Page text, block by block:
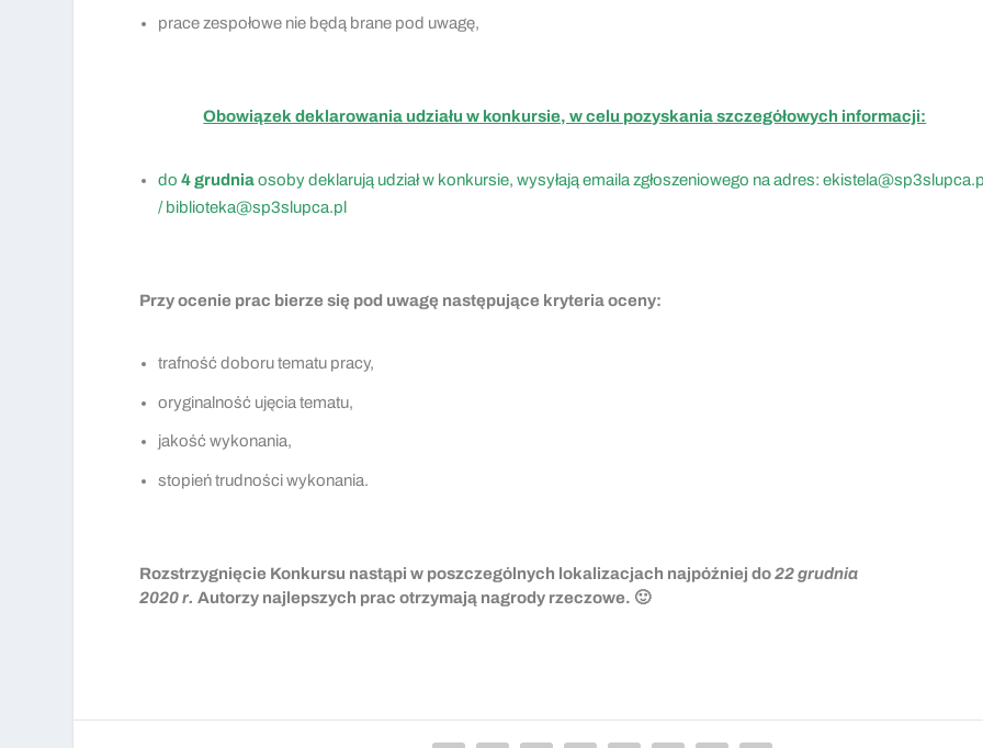
prace zespołowe nie będą brane pod uwagę,
Obowiązek deklarowania udziału w konkursie, w celu pozyskania szczegółowych informacji:
do4 grudniaosoby deklarują udział w konkursie, wysyłają emaila zgłoszeniowego na adres:
/biblioteka@sp3slupca.pl
Przy ocenie prac bierze się pod uwagę następujące kryteria oceny:
trafność doboru tematu pracy,
oryginalność ujęcia tematu,
jakość wykonania,
stopień trudności wykonania.
Rozstrzygnięcie Konkursu nastąpi w poszczególnych lokalizacjach najpóźniej do22 grudnia
2020 r. Autorzy najlepszych prac otrzymają nagrody rzeczowe. 🙂